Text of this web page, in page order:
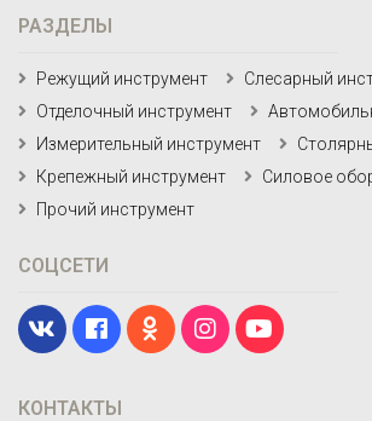
КОНТАКТЫ
РАЗДЕЛЫ
Режущий инструмент
Слесарный
Отделочный инструмент
Измерительный инструмент
Крепежный инструмент
Силовое
Прочий инструмент
СОЦСЕТИ